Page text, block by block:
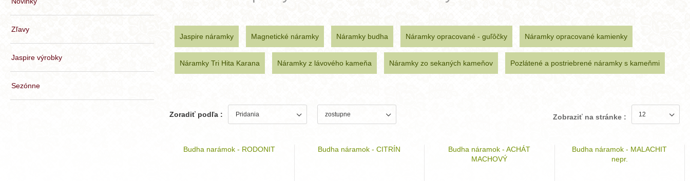
Zľavy
Jaspire výrobky
Sezónne
Jaspire náramky Magnetické náramky Náramky budha Náramky opracované - guľôčky Náramky opracované kamienky
Náramky Tri Hita Karana Náramky z lávového kameňa Náramky zo sekaných kameňov Pozlátené a postriebrené náramky s kameňmi
Zoradiť podľa : Zobraziť na stránke :
Budha narámok - RODONIT Budha náramok - CITRÍN
Budha náramok - ACHÁT
MACHOVÝ
Budha náramok - MALACHIT
nepr.